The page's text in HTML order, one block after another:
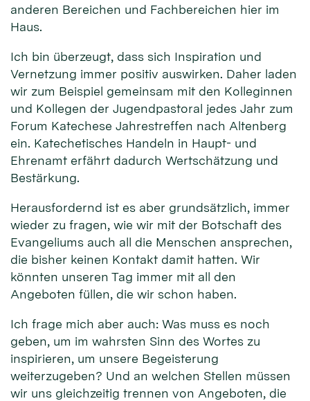
anderen Bereichen und Fachbereichen hier im
Haus.
Ich bin überzeugt, dass sich Inspiration und
Vernetzung immer positiv auswirken. Daher laden
wir zum Beispiel gemeinsam mit den Kolleginnen
und Kollegen der Jugendpastoral jedes Jahr zum
Forum Katechese Jahrestreffen nach Altenberg
ein. Katechetisches Handeln in Haupt- und
Ehrenamt erfährt dadurch Wertschätzung und
Bestärkung.
Herausfordernd ist es aber grundsätzlich, immer
wieder zu fragen, wie wir mit der Botschaft des
Evangeliums auch all die Menschen ansprechen,
die bisher keinen Kontakt damit hatten. Wir
könnten unseren Tag immer mit all den
Angeboten füllen, die wir schon haben.
Ich frage mich aber auch: Was muss es noch
geben, um im wahrsten Sinn des Wortes zu
inspirieren, um unsere Begeisterung
weiterzugeben? Und an welchen Stellen müssen
wir uns gleichzeitig trennen von Angeboten, die